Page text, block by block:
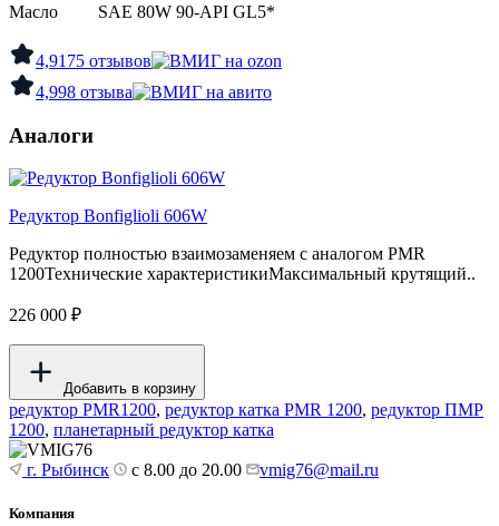
Масло SAE 80W 90-API GL5*
4,9175 отзывов
4,998 отзыва
Аналоги
Редуктор Bonfiglioli 606W
Редуктор полностью взаимозаменяем с аналогом PMR
1200Технические характеристикиМаксимальный крутящий..
226 000 ₽
Добавить в корзину
редуктор PMR1200, редуктор катка PMR 1200, редуктор ПМР
1200, планетарный редуктор катка
г. Рыбинск с 8.00 до 20.00 vmig76@mail.ru
Компания